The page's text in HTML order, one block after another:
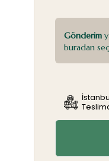
Gönderim
buradan